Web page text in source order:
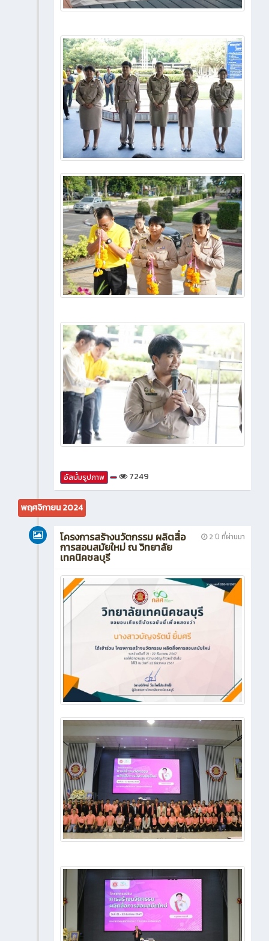
อัลบั้มรูปภาพ 7249
พฤศจิกายน 2024
2 ปี ที่ผ่านมา
โครงการสร้างนวัตกรรม ผลิตสื่อ
การสอนสมัยใหม่ ณ วิทยาลัย
เทคนิคชลบุรี